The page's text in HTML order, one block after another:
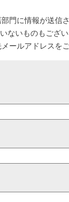
門に情報が送信
ないものもござ
ールアドレスを